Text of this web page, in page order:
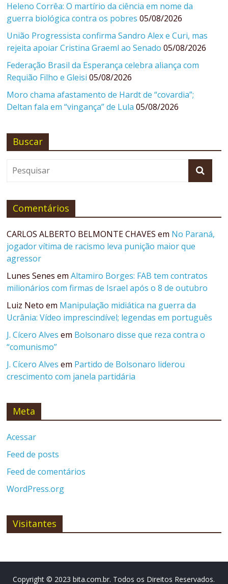
Heleno Corrêa: O martírio da ciência em nome da
guerra biológica contra os pobres 05/08/2026
União Progressista confirma Sandro Alex e Curi, mas
rejeita apoiar Cristina Graeml ao Senado 05/08/2026
Federação Brasil da Esperança celebra aliança com
Requião Filho e Gleisi 05/08/2026
Moro chama afastamento de Hardt de “covardia”;
Deltan fala em “vingança” de Lula 05/08/2026
Buscar
Comentários
CARLOS ALBERTO BELMONTE CHAVES em No Paraná,
jogador vítima de racismo leva punição maior que
agressor
Lunes Senes emAltamiro Borges: FAB tem contratos
milionários com firmas de Israel após o 8 de outubro
Luiz Neto em Manipulação midiática na guerra da
Ucrânia: Vídeo imprescindível; legendas em português
J. Cícero Alves em Bolsonaro disse que reza contra o
“comunismo”
J. Cícero Alves em Partido de Bolsonaro liderou
crescimento com janela partidária
Meta
Acessar
Feed de posts
Feed de comentários
WordPress.org
Visitantes
Copyright © 2023 bita.com.br. Todos os Direitos Reservados.